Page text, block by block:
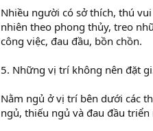
Nhiều người có sở thích, thú
nhiên theo phong thủy, treo
công việc, đau đầu, bồn chồn.
5. Những vị trí không nên đặt
Nằm ngủ ở vị trí bên dưới các
ngủ, thiếu ngủ và đau đầu triển